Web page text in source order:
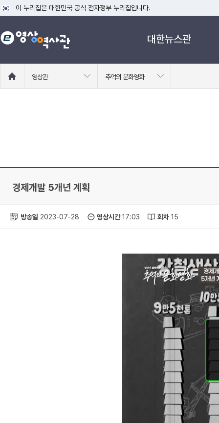
이 누리집은 대한민국 공식 전자정부 누리집입니다.
공식 누리집 주소 확인하기
go.kr 주소를 사용하는 누리집은 대한민국 정부기관이 관리하는 누리집입니
대한뉴스관
로
영상관 추억의 문화영화
경제개발 5개년 계획
방송일 2023-07-28 영상시간17:03 회차 15